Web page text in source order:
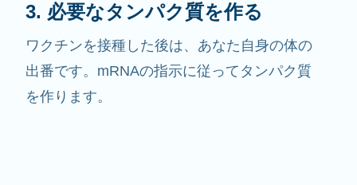
3. 必要なタンパク質を作る
ワクチンを接種した後は、あなた自身の体の
出番です。mRNAの指示に従ってタンパク質
を作ります。